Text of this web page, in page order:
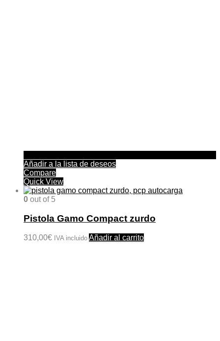
Añadir a la lista de deseos
Compare
Quick View
0 out of 5
Pistola Gamo Compact zurdo
310,00€ IVA incluido Añadir al carrito